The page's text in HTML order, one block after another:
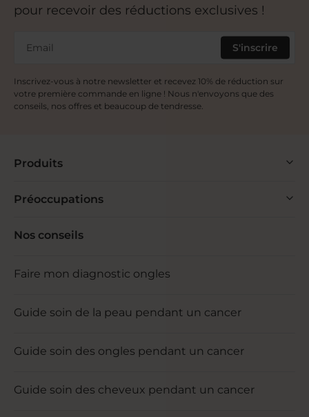
pour recevoir des réductions exclusives !
Email S'inscrire
Inscrivez-vous à notre newsletter et recevez 10% de réduction sur
votre première commande en ligne ! Nous n'envoyons que des
conseils, nos offres et beaucoup de tendresse.
Produits
Préoccupations
Nos conseils
Faire mon diagnostic ongles
Guide soin de la peau pendant un cancer
Guide soin des ongles pendant un cancer
Guide soin des cheveux pendant un cancer